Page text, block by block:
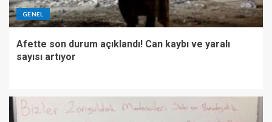
GENEL
Afette son durum açıklandı! Can kaybı ve yaralı
sayısı artıyor